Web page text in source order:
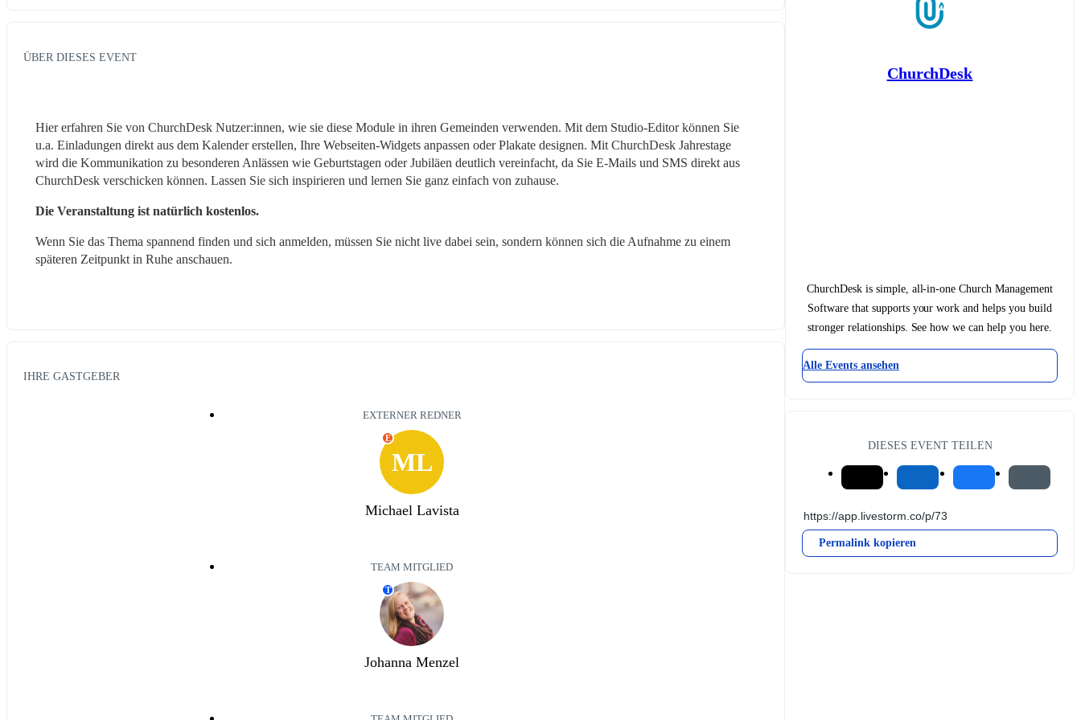
ÜBER DIESES EVENT
Hier erfahren Sie von ChurchDesk Nutzer:innen, wie sie diese Module in ihren Gemeinden verwenden. Mit dem Studio-Editor können Sie
u.a. Einladungen direkt aus dem Kalender erstellen, Ihre Webseiten-Widgets anpassen oder Plakate designen. Mit ChurchDesk Jahrestage
wird die Kommunikation zu besonderen Anlässen wie Geburtstagen oder Jubiläen deutlich vereinfacht, da Sie E-Mails und SMS direkt aus
ChurchDesk verschicken können. Lassen Sie sich inspirieren und lernen Sie ganz einfach von zuhause.
Die Veranstaltung ist natürlich kostenlos.
Wenn Sie das Thema spannend finden und sich anmelden, müssen Sie nicht live dabei sein, sondern können sich die Aufnahme zu einem
späteren Zeitpunkt in Ruhe anschauen.
IHRE GASTGEBER
EXTERNER REDNER
ML
E
Michael Lavista
TEAM MITGLIED
T
Johanna Menzel
ChurchDesk
ChurchDesk is simple, all-in-one Church Management
Software that supports your work and helps you build
stronger relationships. See how we can help you here.
Alle Events ansehen
DIESES EVENT TEILEN
Permalink kopieren